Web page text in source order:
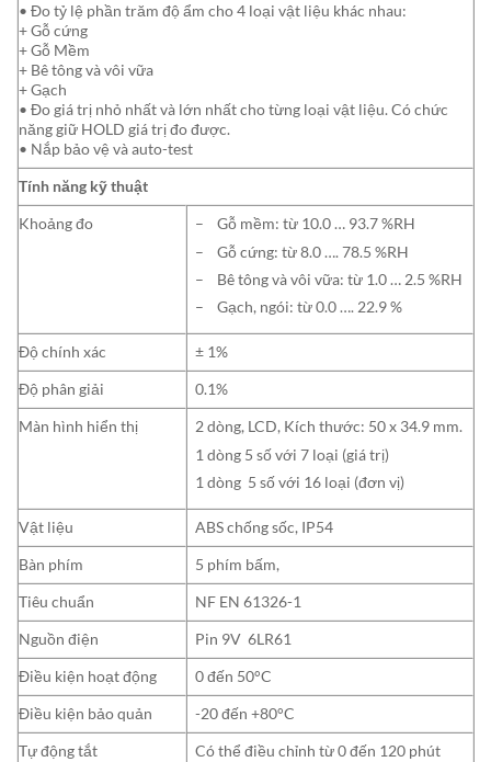
• Đo tỷ lệ phần trăm độ ẩm cho 4 loại vật liệu khác nhau:
+ Gỗ cứng
+ Gỗ Mềm
+ Bê tông và vôi vữa
+ Gạch
• Đo giá trị nhỏ nhất và lớn nhất cho từng loại vật liệu. Có chức
năng giữ HOLD giá trị đo được.
• Nắp bảo vệ và auto-test
Tính năng kỹ thuật
Khoảng đo
– Gỗ mềm: từ 10.0 … 93.7 %RH
– Gỗ cứng: từ 8.0 …. 78.5 %RH
– Bê tông và vôi vữa: từ 1.0 … 2.5 %RH
– Gạch, ngói: từ 0.0 …. 22.9 %
Độ chính xác
± 1%
Độ phân giải
0.1%
Màn hình hiển thị
2 dòng, LCD, Kích thước: 50 x 34.9 mm.
1 dòng 5 số với 7 loại (giá trị)
1 dòng 5 số với 16 loại (đơn vị)
Vật liệu
ABS chống sốc, IP54
Bàn phím
5 phím bấm,
Tiêu chuẩn
NF EN 61326-1
Nguồn điện
Pin 9V 6LR61
Điều kiện hoạt động
0 đến 50°C
Điều kiện bảo quản
-20 đến +80°C
Tự động tắt
Có thể điều chỉnh từ 0 đến 120 phút